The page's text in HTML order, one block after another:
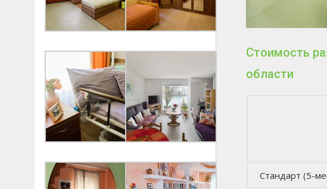
Стоимость
области
Стандарт (5-